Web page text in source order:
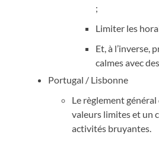
;
Limiter les
Et, à l’inverse,
calmes avec
Portugal / Lisbonne
Le règlement
valeurs limites et un
activités bruyantes.